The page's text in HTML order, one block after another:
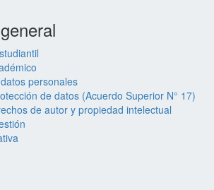
personales
de datos (Acuerdo Superior N° 17)
de autor y propiedad intelectual